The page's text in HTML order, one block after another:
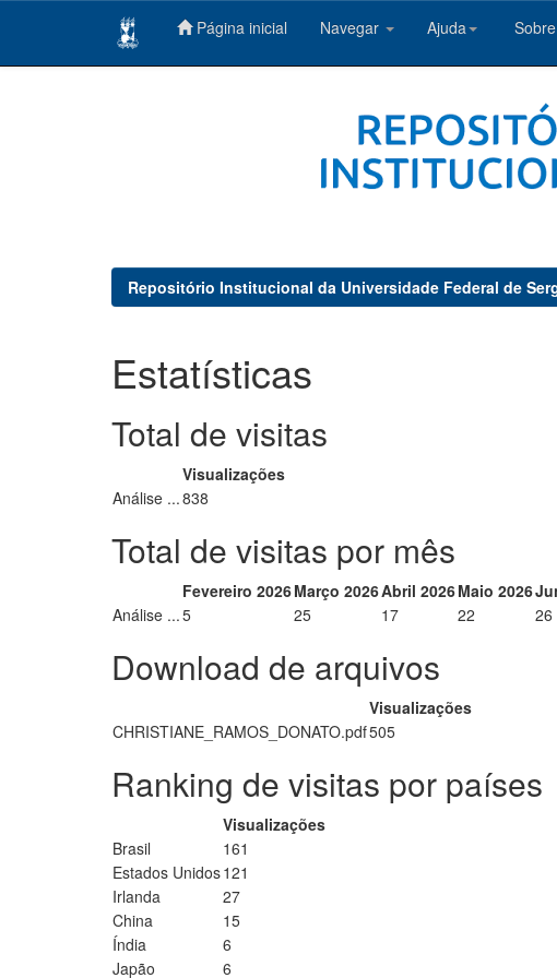
Página inicial Navegar Ajuda
Repositório Institucional da Universidade Federal de
Estatísticas
Total de visitas
Visualizações
Análise ...838
Total de visitas por mês
Fevereiro 2026Março 2026Abril 2026Maio 2026
Análise ...5 25 17 22 26
Download de arquivos
Visualizações
CHRISTIANE_RAMOS_DONATO.pdf505
Ranking de visitas por países
Visualizações
Brasil
161
Estados Unidos121
Irlanda
27
China
15
Índia
6
Japão
6